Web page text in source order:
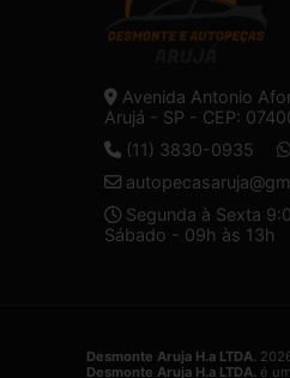
Avenida Antonio
Arujá - SP - CEP:
(11) 3830-0935
Segunda à Sexta
Sábado - 09h às 13h
Desmonte Aruja H.a LTDA.
Desmonte Aruja H.a LTDA. é